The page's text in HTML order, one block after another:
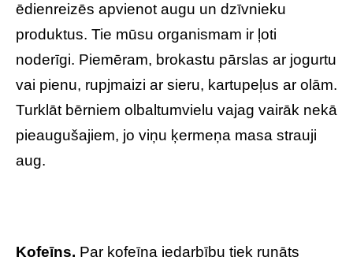
ēdienreizēs apvienot augu un dzīvnieku
produktus. Tie mūsu organismam ir ļoti
noderīgi. Piemēram, brokastu pārslas ar jogurtu
vai pienu, rupjmaizi ar sieru, kartupeļus ar olām.
Turklāt bērniem olbaltumvielu vajag vairāk nekā
pieaugušajiem, jo viņu ķermeņa masa strauji
aug.
Kofeīns. Par kofeīna iedarbību tiek runāts